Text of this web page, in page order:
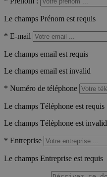
Le champs Prénom est requis
* E-mail
Le champs email est requis
Le champs email est invalid
* Numéro de téléphone
Le champs Téléphone est requis
Le champs Téléphone est invalid
* Entreprise
Le champs Entreprise est requis